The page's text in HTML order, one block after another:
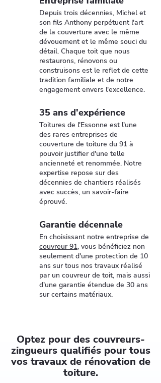
Depuis trois décennies, Michel et
son fils Anthony perpétuent l'art
de la couverture avec le même
dévouement et le même souci du
détail. Chaque toit que nous
restaurons, rénovons ou
construisons est le reflet de cette
tradition familiale et de notre
engagement envers l'excellence.
35 ans d'expérience
Toitures de l'Essonne est l'une
des rares entreprises de
couverture de toiture du 91 à
pouvoir justifier d'une telle
ancienneté et renommée. Notre
expertise repose sur des
décennies de chantiers réalisés
avec succès, un savoir-faire
éprouvé.
Garantie décennale
En choisissant notre entreprise de
couvreur 91, vous bénéficiez non
seulement d'une protection de 10
ans sur tous nos travaux réalisé
par un couvreur de toit, mais aussi
d'une garantie étendue de 30 ans
sur certains matériaux.
Optez pour des couvreurs-
zingueurs qualifiés pour tous
vos travaux de rénovation de
toiture.